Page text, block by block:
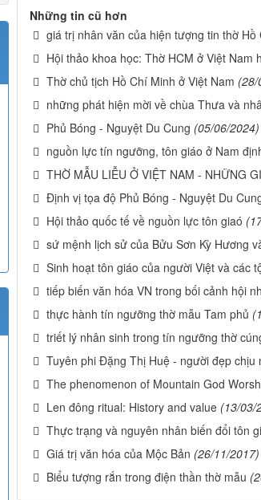
Những tin cũ hơn
giá trị nhân văn của hiện tượng tin thờ Hồ
Hội thảo khoa học: Thờ HCM ở Việt Nam
Thờ chủ tịch Hồ Chí Minh ở Việt Nam (28/
những phát hiện mời về chùa Thưa và
Phủ Bóng - Nguyệt Du Cung (05/06/2024)
nguồn lực tín ngưỡng, tôn giáo ở Nam
THỜ MẪU LIỄU Ở VIỆT NAM - NHỮNG
Định vị tọa độ Phủ Bóng - Nguyệt Du
Hội thảo quốc tế về nguồn lực tôn giaó
sứ mệnh lịch sử của Bửu Sơn Kỳ Hương
Sinh hoạt tôn giáo của người Việt và các
tiếp biến văn hóa VN trong bối cảnh hội
thực hành tín ngưỡng thờ mẫu Tam phủ
triết lý nhân sinh trong tín ngưỡng thờ
Tuyên phi Đặng Thị Huệ - người đẹp chịu
The phenomenon of Mountain God
Len đông ritual: History and value (13/03/
Thực trạng và nguyên nhân biến đổi tôn
Giá trị văn hóa của Mộc Bản (26/11/2017)
Biểu tượng rắn trong điện thần thờ mẫu